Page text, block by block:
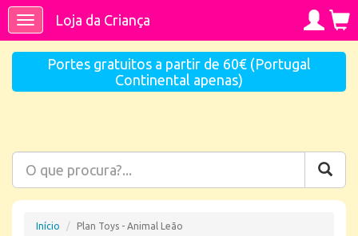
ToggleLoja da Criança
Portes gratuitos a partir de 60€ (Portugal
Continental apenas)
Início Plan Toys - Animal Leão